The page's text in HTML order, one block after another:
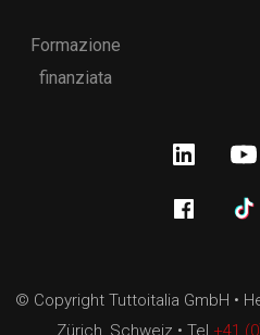
Formazione
finanziata
© Copyright Tuttoitalia GmbH •
Zürich, Schweiz • Tel. +41